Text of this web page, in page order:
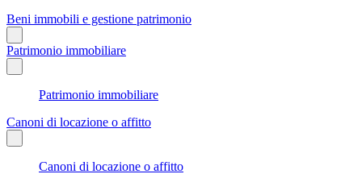
Beni immobili e gestione patrimonio
Patrimonio immobiliare
Patrimonio immobiliare
Canoni di locazione o affitto
Canoni di locazione o affitto